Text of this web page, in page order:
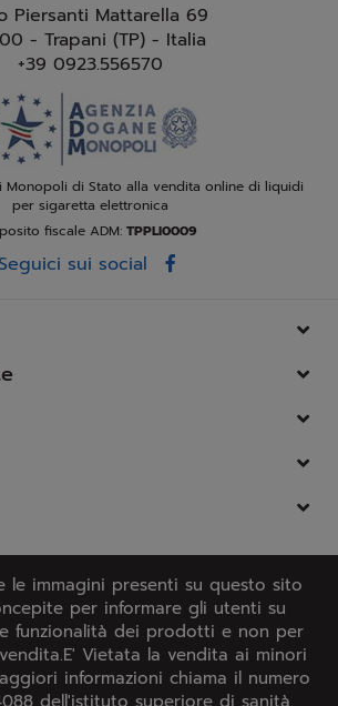
Piersanti Mattarella 69
- Trapani (TP) - Italia
+39 0923.556570
Monopoli di Stato alla vendita online di liquidi
per sigaretta elettronica
fiscale ADM: TPPLI0009
sui social
le immagini presenti su questo sito
per informare gli utenti su
funzionalità dei prodotti e non per
Vietata la vendita ai minori
informazioni chiama il numero